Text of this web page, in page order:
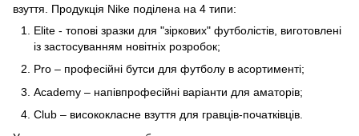
взуття. Продукція Nike поділена на 4 типи:
Elite - топові зразки для "зіркових" футболістів, виготовлені
із застосуванням новітніх розробок;
Pro – професійні бутси для футболу в асортименті;
Academy – напівпрофесійні варіанти для аматорів;
Club – висококласне взуття для гравців-початківців.